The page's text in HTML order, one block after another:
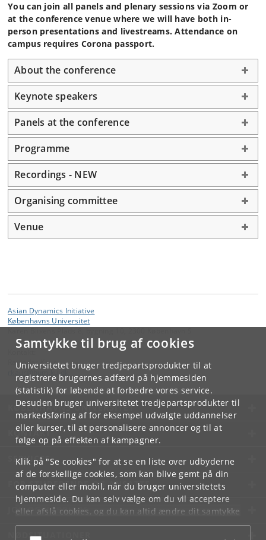
Samtykke til brug af cookies
Universitetet bruger tredjepartsprodukter til at
registrere brugernes adfærd på hjemmesiden
(statistik) for løbende at forbedre vores service.
Desuden bruger universitetet tredjepartsprodukter til
markedsføring af for eksempel udvalgte uddannelser
eller kurser, til at personalisere annoncer og til at
følge op på effekten af kampagner.
Klik på "Se cookies" for at se en liste over udbyderne
af de forskellige cookies, som kan blive gemt på din
computer eller mobil, når du bruger universitetets
hjemmeside. Du kan selv vælge om du vil acceptere
eller afslå cookies, og du kan altid ændre dit samtykke
underCookie- og privatlivspolitiksom du finder i
bunden af hver side.
You can join all panels and plenary sessions via Zoom or
at the conference venue where we will have both in-
person presentations and livestreams. Attendance on
campus requires Corona passport.
About the conference
Keynote speakers
Panels at the conference
Programme
Recordings - NEW
Organising committee
Venue
Asian Dynamics Initiative
Københavns Universitet
Ravinder Kaur
@ .dk
KØBENHAVNS UNIVERSITET
KONTAKT
SERVICES
FOR STUDERENDE OG ANSATTE
JOB OG KARRIERE
NØDSITUATIONER